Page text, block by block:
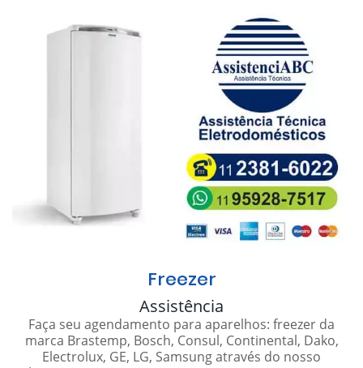
Freezer
Assistência
Faça seu agendamento para aparelhos: freezer da
marca Brastemp, Bosch, Consul, Continental, Dako,
Electrolux, GE, LG, Samsung através do nosso